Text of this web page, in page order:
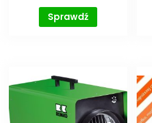
Sprawdź